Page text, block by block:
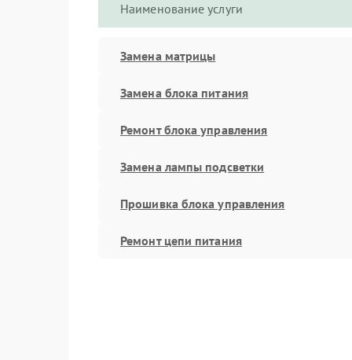
Наименование услуги
Замена матрицы
Замена блока питания
Ремонт блока управления
Замена лампы подсветки
Прошивка блока управления
Ремонт цепи питания